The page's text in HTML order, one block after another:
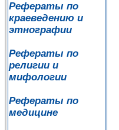
Рефераты по
краеведению и
этнографии
Рефераты по
религии и
мифологии
Рефераты по
медицине